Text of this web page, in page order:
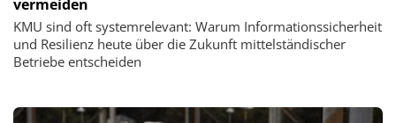
vermeiden
KMU sind oft systemrelevant: Warum Informationssicherheit
und Resilienz heute über die Zukunft mittelständischer
Betriebe entscheiden